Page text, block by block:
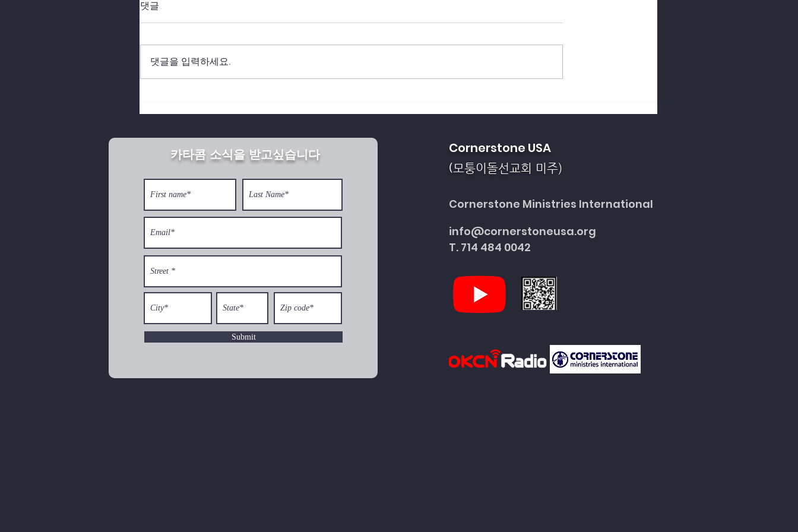
북한의 깨어진 가정이 회복되게 하소서
댓글
댓글을 입력하세요.
카타콤 소식을 받고싶습니다
Submit
Cornerstone USA
(모퉁이돌선교회 미주)
Cornerstone Ministries International
info@cornerstoneusa.org
T. 714 484 0042